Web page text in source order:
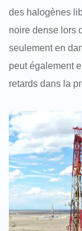
des halogènes
noire dense lors
seulement en
peut également
retards dans la